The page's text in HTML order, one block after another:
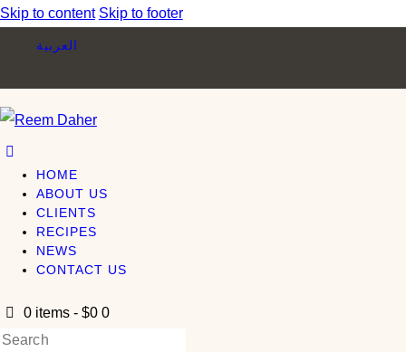
Skip to content Skip to footer
العربية
HOME
ABOUT US
CLIENTS
RECIPES
NEWS
CONTACT US
0 items -$0 0